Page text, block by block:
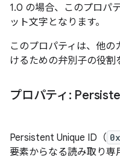
1.0 の場合、このプロパ
ット文字となります。
このプロパティは、他
けるための弁別子の役割
プロパティ:
Persistent Unique ID（
要素からなる読み取り専